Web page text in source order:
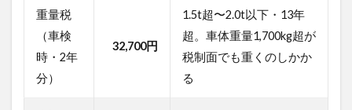
「任
意保
険」
の高
重量税
（車検
時・2年
分）
32,700円
1.5t超〜2.0t以下・13年
超。車体重量1,700kg超が
税制面でも重くのしかか
る